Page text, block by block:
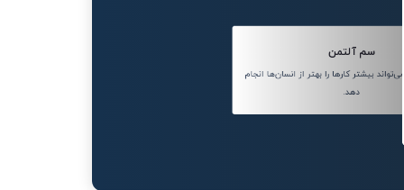
سم آلتمن
بیشتر کارها را بهتر از انسان‌ها انجام
دهد.